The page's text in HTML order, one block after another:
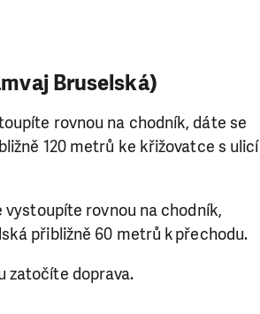
Bruselská)
rovnou na chodník, dáte se
120 metrů ke křižovatce s ulicí
vystoupíte rovnou na chodník,
přibližně 60 metrů k přechodu.
zatočíte doprava.